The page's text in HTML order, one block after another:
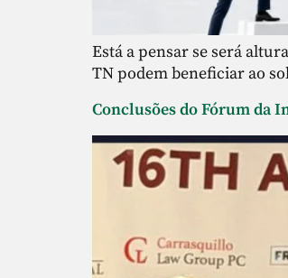
Está a pensar se será
TN podem beneficiar ao
Conclusões do Fórum da